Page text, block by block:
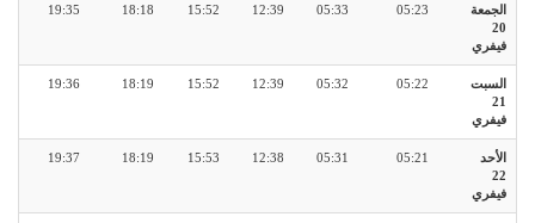
الجمعة
20
فيفري
05:23
05:33
12:39
15:52
18:18
19:35
السبت
21
فيفري
05:22
05:32
12:39
15:52
18:19
19:36
الأحد
22
فيفري
05:21
05:31
12:38
15:53
18:19
19:37